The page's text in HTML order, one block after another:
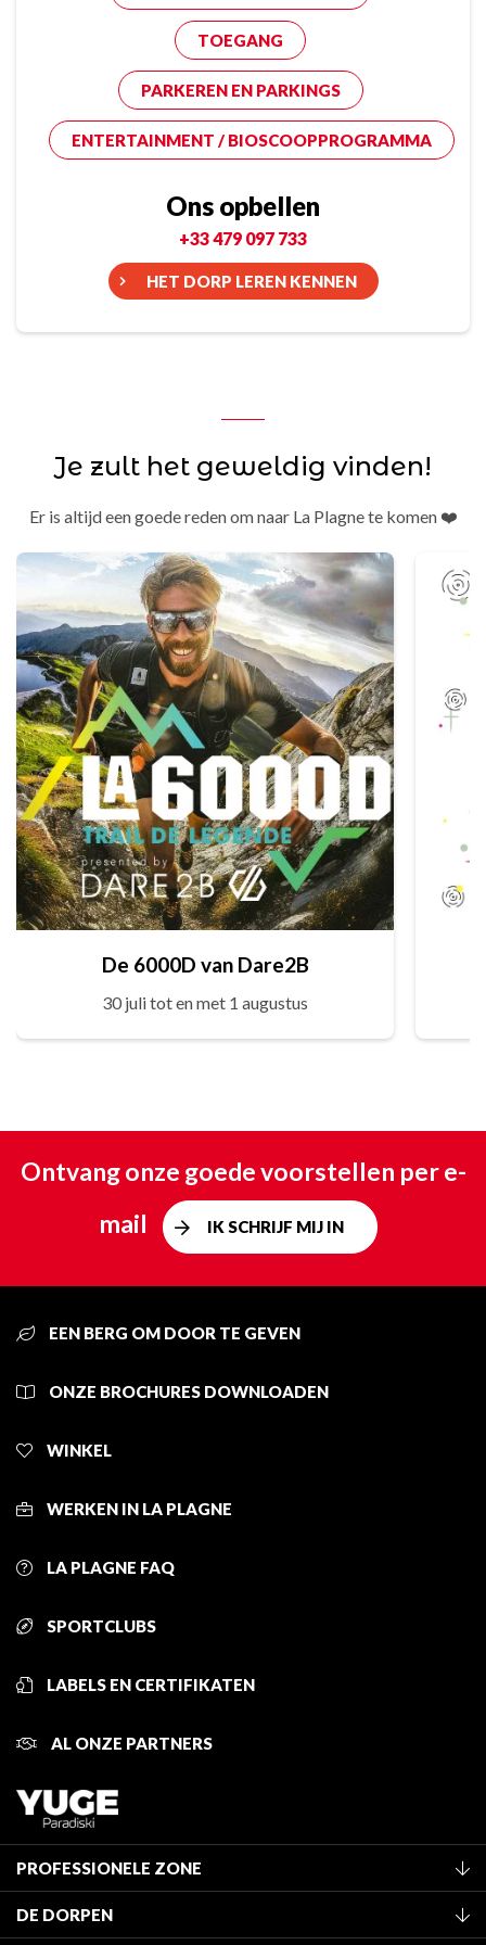
TOEGANG
PARKEREN EN PARKINGS
ENTERTAINMENT / BIOSCOOPPROGRAMMA
Ons opbellen
+33 479 097 733
HET DORP LEREN KENNEN
Je zult het geweldig vinden!
Er is altijd een goede reden om naar La Plagne te komen ❤️
De 6000D van Dare2B
30 juli tot en met 1 augustus
Ontvang onze goede voorstellen per e-
mail
IK SCHRIJF MIJ IN
EEN BERG OM DOOR TE GEVEN
ONZE BROCHURES DOWNLOADEN
WINKEL
WERKEN IN LA PLAGNE
LA PLAGNE FAQ
SPORTCLUBS
LABELS EN CERTIFIKATEN
AL ONZE PARTNERS
PROFESSIONELE ZONE
Classificatie van de gemeubileerde accommodaties
DE DORPEN